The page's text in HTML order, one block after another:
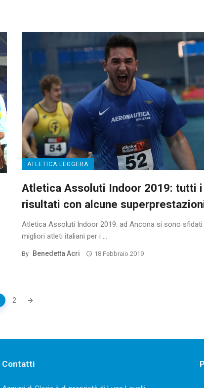
ATLETICA LEGGERA
Atletica Assoluti Indoor 2019: tutti i
risultati con alcune
Atletica Assoluti Indoor 2019: ad Ancona si sono sfidati
migliori atleti italiani per i ...
By Benedetta Acri 18 Febbraio 2019
2
Contatti